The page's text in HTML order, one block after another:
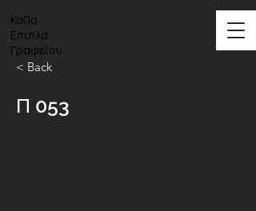
ΚαΠα
Επιπλα
Γραφείου
< Back
Π 053